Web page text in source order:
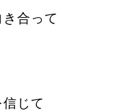
合って
じて